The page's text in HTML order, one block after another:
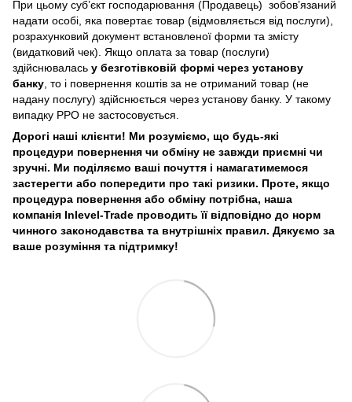
При цьому суб’єкт господарювання (Продавець) зобов’язаний
надати особі, яка повертає товар (відмовляється від послуги),
розрахунковий документ встановленої форми та змісту
(видатковий чек). Якщо оплата за товар (послуги)
здійснювалась у безготівковій формі через установу
банку, то і повернення коштів за не отриманий товар (не
надану послугу) здійснюється через установу банку. У такому
випадку РРО не застосовується.
Дорогі наші клієнти! Ми розуміємо, що будь-які
процедури повернення чи обміну не завжди приємні чи
зручні. Ми поділяємо ваші почуття і намагатимемося
застерегти або попередити про такі ризики. Проте, якщо
процедура повернення або обміну потрібна, наша
компанія Inlevel-Trade проводить її відповідно до норм
чинного законодавства та внутрішніх правил. Дякуємо за
ваше розуміння та підтримку!